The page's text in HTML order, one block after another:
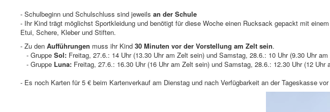
- Schulbeginn und Schulschluss sind jeweils an der Schule
- Ihr Kind trägt möglichst Sportkleidung und benötigt für diese Woche einen Rucksack gepackt mit
Etui, Schere, Kleber und Stiften.
- Zu den Aufführungen muss ihr Kind 30 Minuten vor der Vorstellung am Zelt sein.
- Gruppe Sol: Freitag, 27.6.: 14 Uhr (13.30 Uhr am Zelt sein) und Samstag, 28.6.: 10 Uhr (9.30 Uhr
- Gruppe Luna: Freitag, 27.6.: 16.30 Uhr (16 Uhr am Zelt sein) und Samstag, 28.6.: 12.30 Uhr (12 Uhr
- Es noch Karten für 5 € beim Kartenverkauf am Dienstag und nach Verfügbarkeit an der Tageskasse